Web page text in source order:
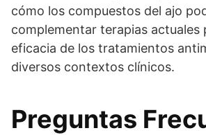
cómo los compuestos del ajo
complementar terapias actuales
eficacia de los tratamientos
diversos contextos clínicos.
Preguntas